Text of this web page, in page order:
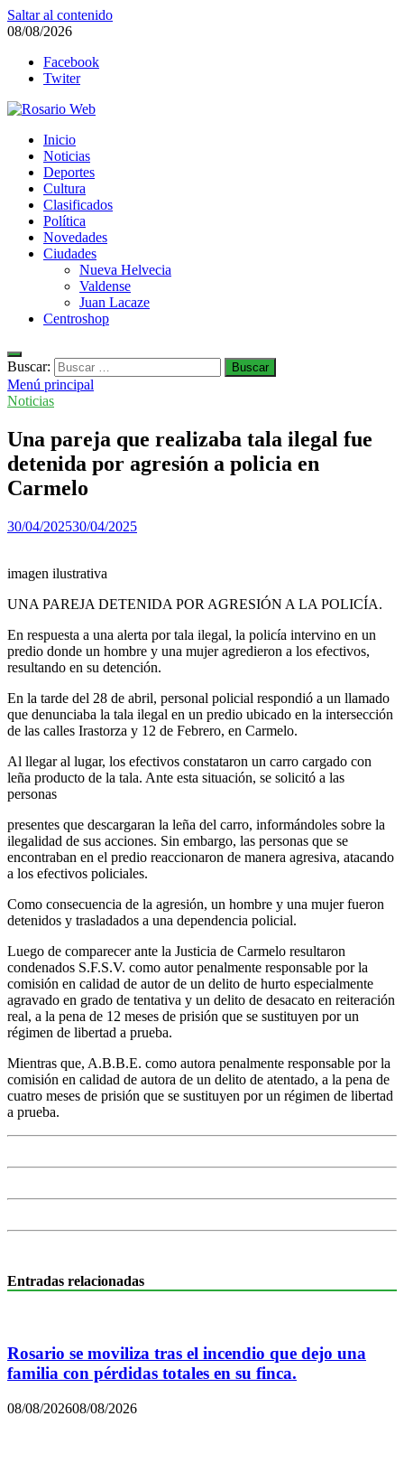
Saltar al contenido
08/08/2026
Facebook
Twiter
Rosario Web
Todas la noticias de Rosario y la zona
Inicio
Noticias
Deportes
Cultura
Clasificados
Política
Novedades
Ciudades
Nueva Helvecia
Valdense
Juan Lacaze
Centroshop
Buscar:
Menú principal
Noticias
Una pareja que realizaba tala ilegal fue
detenida por agresión a policia en
Carmelo
30/04/202530/04/2025
imagen ilustrativa
UNA PAREJA DETENIDA POR AGRESIÓN A LA POLICÍA.
En respuesta a una alerta por tala ilegal, la policía intervino en un
predio donde un hombre y una mujer agredieron a los efectivos,
resultando en su detención.
En la tarde del 28 de abril, personal policial respondió a un llamado
que denunciaba la tala ilegal en un predio ubicado en la intersección
de las calles Irastorza y 12 de Febrero, en Carmelo.
Al llegar al lugar, los efectivos constataron un carro cargado con
leña producto de la tala. Ante esta situación, se solicitó a las
personas
presentes que descargaran la leña del carro, informándoles sobre la
ilegalidad de sus acciones. Sin embargo, las personas que se
encontraban en el predio reaccionaron de manera agresiva, atacando
a los efectivos policiales.
Como consecuencia de la agresión, un hombre y una mujer fueron
detenidos y trasladados a una dependencia policial.
Luego de comparecer ante la Justicia de Carmelo resultaron
condenados S.F.S.V. como autor penalmente responsable por la
comisión en calidad de autor de un delito de hurto especialmente
agravado en grado de tentativa y un delito de desacato en reiteración
real, a la pena de 12 meses de prisión que se sustituyen por un
régimen de libertad a prueba.
Mientras que, A.B.B.E. como autora penalmente responsable por la
comisión en calidad de autora de un delito de atentado, a la pena de
cuatro meses de prisión que se sustituyen por un régimen de libertad
a prueba.
Entradas relacionadas
Rosario se moviliza tras el incendio que dejo una
familia con pérdidas totales en su finca.
08/08/202608/08/2026